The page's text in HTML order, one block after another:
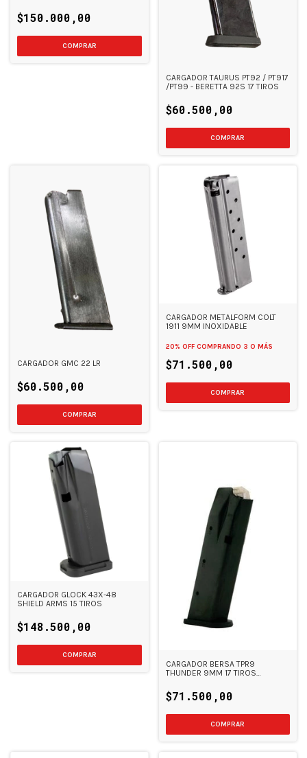
$150.000,00
CARGADOR TAURUS PT92 / PT917
/PT99 - BERETTA 92S 17 TIROS
$60.500,00
CARGADOR GMC 22 LR
$60.500,00
CARGADOR METALFORM COLT
1911 9MM INOXIDABLE
20% OFF COMPRANDO 3 O MÁS
$71.500,00
CARGADOR GLOCK 43X-48
SHIELD ARMS 15 TIROS
$148.500,00
CARGADOR BERSA TPR9
THUNDER 9MM 17 TIROS
$71.500,00